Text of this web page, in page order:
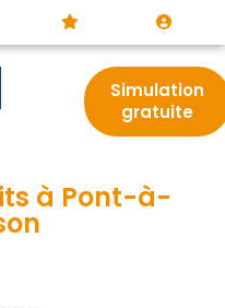
Simulation
gratuite
à Pont-à-